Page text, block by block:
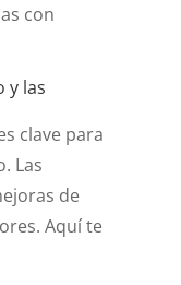
con
y las
clave para
Las
de
Aquí te